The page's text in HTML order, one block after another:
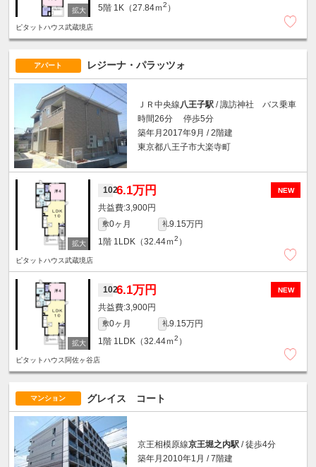
5階 1K（27.84ｍ2 ）
ピタットハウス武蔵境店
アパート レジーナ・パラッツォ
ＪＲ中央線 八王子駅 / 諏訪神社 バス乗車
時間26分 停歩5分
築年月2017年9月 / 2階建
東京都八王子市大楽寺町
NEW
1026.1万円
3,900円
敷0ヶ月 礼9.15万円
1階 1LDK（32.44ｍ2 ）
ピタットハウス武蔵境店
NEW
1026.1万円
3,900円
敷0ヶ月 礼9.15万円
1階 1LDK（32.44ｍ2 ）
ピタットハウス阿佐ヶ谷店
マンション グレイス コート
京王相模原線京王堀之内駅 / 徒歩4分
築年月2010年1月 / 7階建